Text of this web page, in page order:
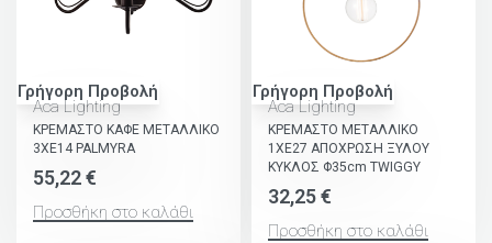
Γρήγορη Προβολή
Aca Lighting
ΚΡΕΜΑΣΤΟ ΚΑΦΕ ΜΕΤΑΛΛΙΚΟ
3ΧΕ14 PALMYRA
55,22€
Προσθήκη στο καλάθι
Γρήγορη Προβολή
Aca Lighting
ΚΡΕΜΑΣΤΟ ΜΕΤΑΛΛΙΚΟ
1ΧΕ27 ΑΠΟΧΡΩΣΗ ΞΥΛΟΥ
ΚΥΚΛΟΣ Φ35cm TWIGGY
32,25€
Προσθήκη στο καλάθι